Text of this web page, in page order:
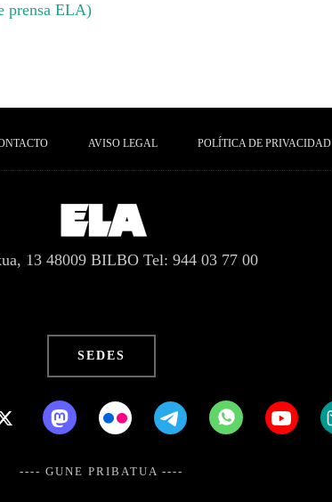
prensa ELA)
AVISO LEGAL POLÍTICA DE PRIVACIDAD
13 48009 BILBO Tel: 944 03 77 00
SEDES
---- GUNE PRIBATUA ----